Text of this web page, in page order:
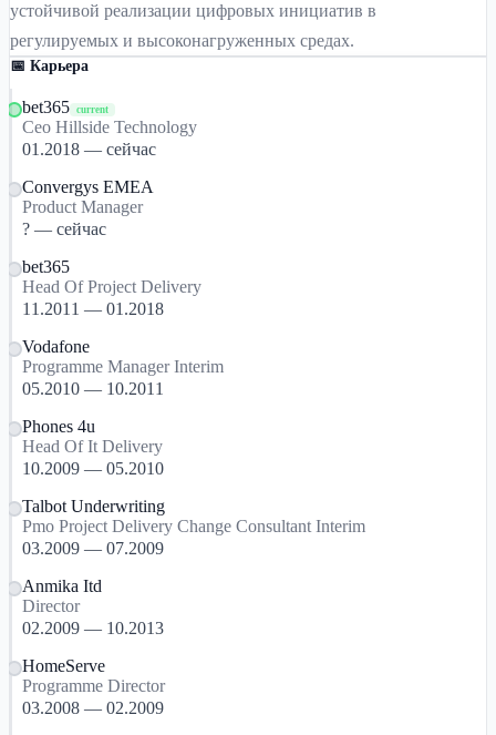
устойчивой реализации цифровых инициатив в
регулируемых и высоконагруженных средах.
📅 Карьера
bet365 current
Ceo Hillside Technology
01.2018 — сейчас
Convergys EMEA
Product Manager
? — сейчас
bet365
Head Of Project Delivery
11.2011 — 01.2018
Vodafone
Programme Manager Interim
05.2010 — 10.2011
Phones 4u
Head Of It Delivery
10.2009 — 05.2010
Talbot Underwriting
Pmo Project Delivery Change Consultant Interim
03.2009 — 07.2009
Anmika Itd
Director
02.2009 — 10.2013
HomeServe
Programme Director
03.2008 — 02.2009